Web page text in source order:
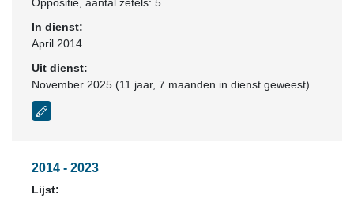
In dienst:
April 2014
Uit dienst:
November 2025 (11 jaar, 7 maanden in dienst geweest)
2014 - 2023
Lijst: